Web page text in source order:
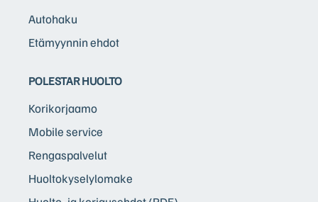
Autohaku
Etämyynnin ehdot
POLESTAR HUOLTO
Korikorjaamo
Mobile service
Rengaspalvelut
Huoltokyselylomake